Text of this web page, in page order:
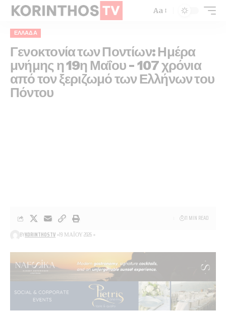
Aa
ΕΛΛΆΔΑ
Γενοκτονία των Ποντίων: Ημέρα
μνήμης η 19η Μαΐου – 107 χρόνια
από τον ξεριζωμό των Ελλήνων του
Πόντου
BYKORINTHOSTV 19 ΜΑΪ́ΟΥ 2026
11 MIN READ